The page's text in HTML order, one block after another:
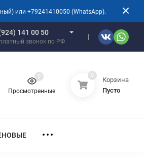
или +79241410050 (WhatsApp).
141 00 50
звонок по РФ
Просмотренные
0 0
Корзина
Пусто